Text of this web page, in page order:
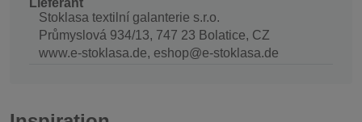
Lieferant
Stoklasa textilní galanterie s.r.o.
Průmyslová 934/13, 747 23 Bolatice, CZ
www.e-stoklasa.de, eshop@e-stoklasa.de